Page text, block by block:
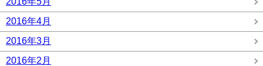
2016年4月
2016年3月
2016年2月